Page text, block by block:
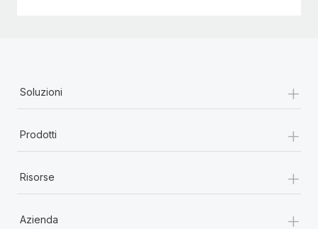
Soluzioni +
Prodotti +
Risorse +
Azienda +